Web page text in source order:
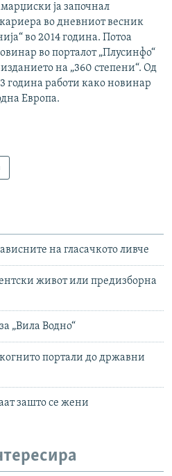
ја започнал
во дневниот весник
во 2014 година. Потоа
во порталот „Плусинфо“
на „360 степени“. Од
година работи како новинар
Европа.
на гласачкото ливче
живот или предизборна
„Вила Водно“
портали до државни
зашто се жени